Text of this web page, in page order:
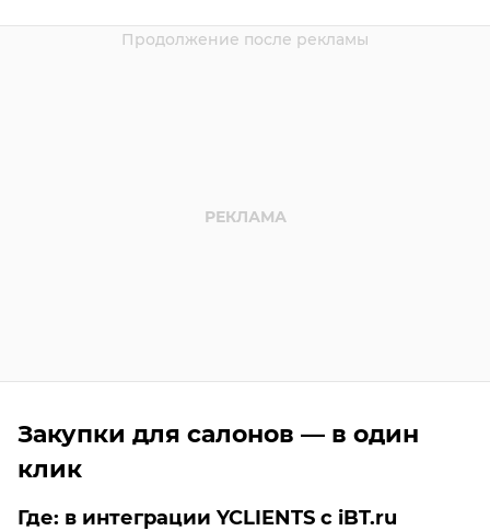
Закупки для салонов — в один
клик
Где: в интеграции YCLIENTS с iBT.ru